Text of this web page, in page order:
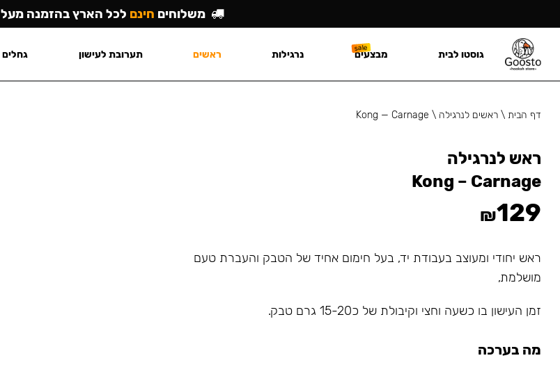
דף הבית\ ראשים לנרגילה \
Kong — Carnage
ראש לנרגילה
Kong – Carnage
₪129
ראש יחודי ומעוצב בעבודת יד, בעל חימום אחיד של הטבק והעברת טעם
מושלמת,
זמן העישון בו כשעה וחצי וקיבולת של כ15-20 גרם טבק.
מה בערכה
משלוחים חינם לכל הארץ בהזמנה מעל ₪449
גוסטו לבית מבצעים נרגילות ראשים תערובת לעישון גחלים